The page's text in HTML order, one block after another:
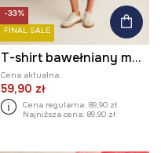
-33%
FINAL SALE
T-shirt bawełniany męski z kolekcji El Gato Chimney x Medicine kolor beżowy
Cena aktualna:
59,90 zł
Cena regularna: 89,90 zł
Najniższa cena: 89,90 zł